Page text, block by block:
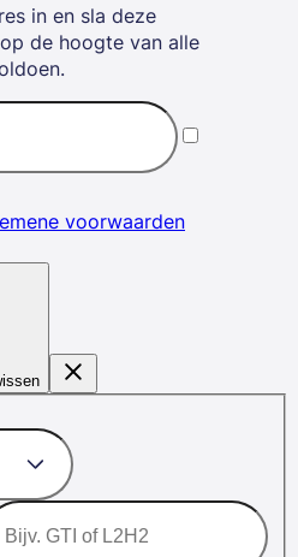
in en sla deze
de hoogte van alle
voorwaarden